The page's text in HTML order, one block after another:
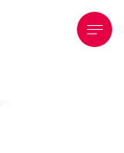
メニ